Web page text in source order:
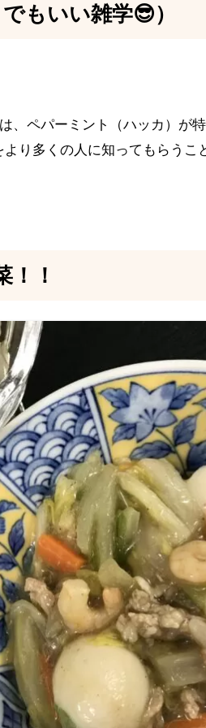
もいい雑学😎）
、ペパーミント（ハッカ）が
り多くの人に知ってもらうこ
！！